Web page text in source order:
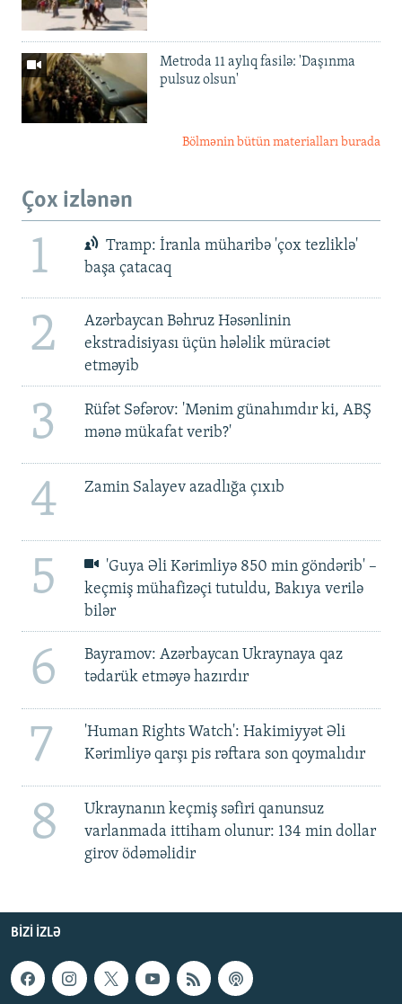
Metroda 11 aylıq fasilə: 'Daşınma
pulsuz olsun'
Bölmənin bütün materialları burada
Çox izlənən
1
Tramp: İranla müharibə 'çox tezliklə'
başa çatacaq
2
Azərbaycan Bəhruz Həsənlinin
ekstradisiyası üçün hələlik müraciət
etməyib
3
Rüfət Səfərov: 'Mənim günahımdır ki, ABŞ
mənə mükafat verib?'
4 Zamin Salayev azadlığa çıxıb
5
'Guya Əli Kərimliyə 850 min göndərib' –
keçmiş mühafizəçi tutuldu, Bakıya verilə
bilər
6
Bayramov: Azərbaycan Ukraynaya qaz
tədarük etməyə hazırdır
7
'Human Rights Watch': Hakimiyyət Əli
Kərimliyə qarşı pis rəftara son qoymalıdır
8
Ukraynanın keçmiş səfiri qanunsuz
varlanmada ittiham olunur: 134 min dollar
girov ödəməlidir
BIZI IZLƏ